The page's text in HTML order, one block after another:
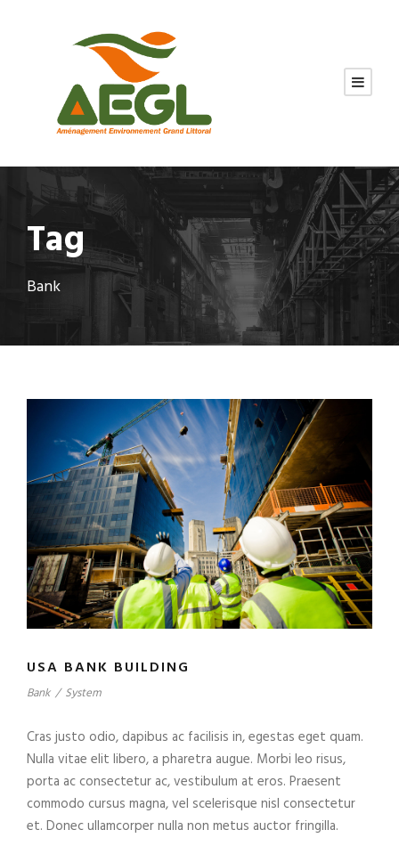
Tag
Bank
USA BANK BUILDING
Bank / System
Cras justo odio, dapibus ac facilisis in, egestas eget quam.
Nulla vitae elit libero, a pharetra augue. Morbi leo risus,
porta ac consectetur ac, vestibulum at eros. Praesent
commodo cursus magna, vel scelerisque nisl consectetur
et. Donec ullamcorper nulla non metus auctor fringilla.